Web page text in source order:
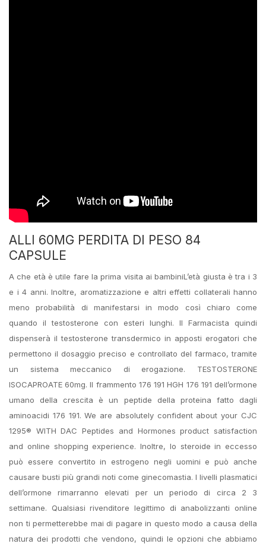
ALLI 60MG PERDITA DI PESO 84
CAPSULE
A che età è utile fare la prima visita ai bambiniL’età giusta è tra i 3
e i 4 anni. Inoltre, aromatizzazione e altri effetti collaterali hanno
meno probabilità di manifestarsi in modo così chiaro come
quando il testosterone con esteri lunghi. Il Farmacista quindi
dispenserà il testosterone transdermico in apposti erogatori che
permettono il dosaggio preciso e controllato del farmaco, tramite
un sistema meccanico di erogazione. TESTOSTERONE
ISOCAPROATE 60mg. Il frammento 176 191 HGH 176 191 dell’ormone
umano della crescita è un peptide della proteina fatto dagli
aminoacidi 176 191. We are absolutely confident about your CJC
1295® WITH DAC Peptides and Hormones product satisfaction
and online shopping experience. Inoltre, lo steroide in eccesso
può essere convertito in estrogeno negli uomini e può anche
causare busti più grandi noti come ginecomastia. I livelli plasmatici
dell’ormone rimarranno elevati per un periodo di circa 2 3
settimane. Qualsiasi rivenditore legittimo di anabolizzanti online
non ti permetterebbe mai di pagare in questo modo a causa della
natura dei prodotti che vendono, quindi le opzioni che abbiamo